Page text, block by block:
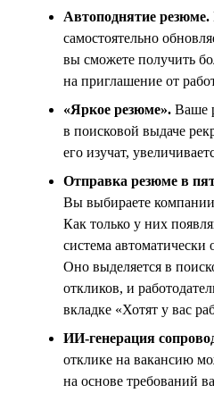
Автоподнятие резюме.
самостоятельно
вы сможете получить
на приглашение от
«Яркое резюме». Ваше
в поисковой выдаче
его изучат,
Отправка резюме в
Вы выбираете
Как только у них
система
Оно выделяется в
откликов, и
вкладке «Хотят у вас
ИИ-генерация
отклике на вакансию
на основе требований